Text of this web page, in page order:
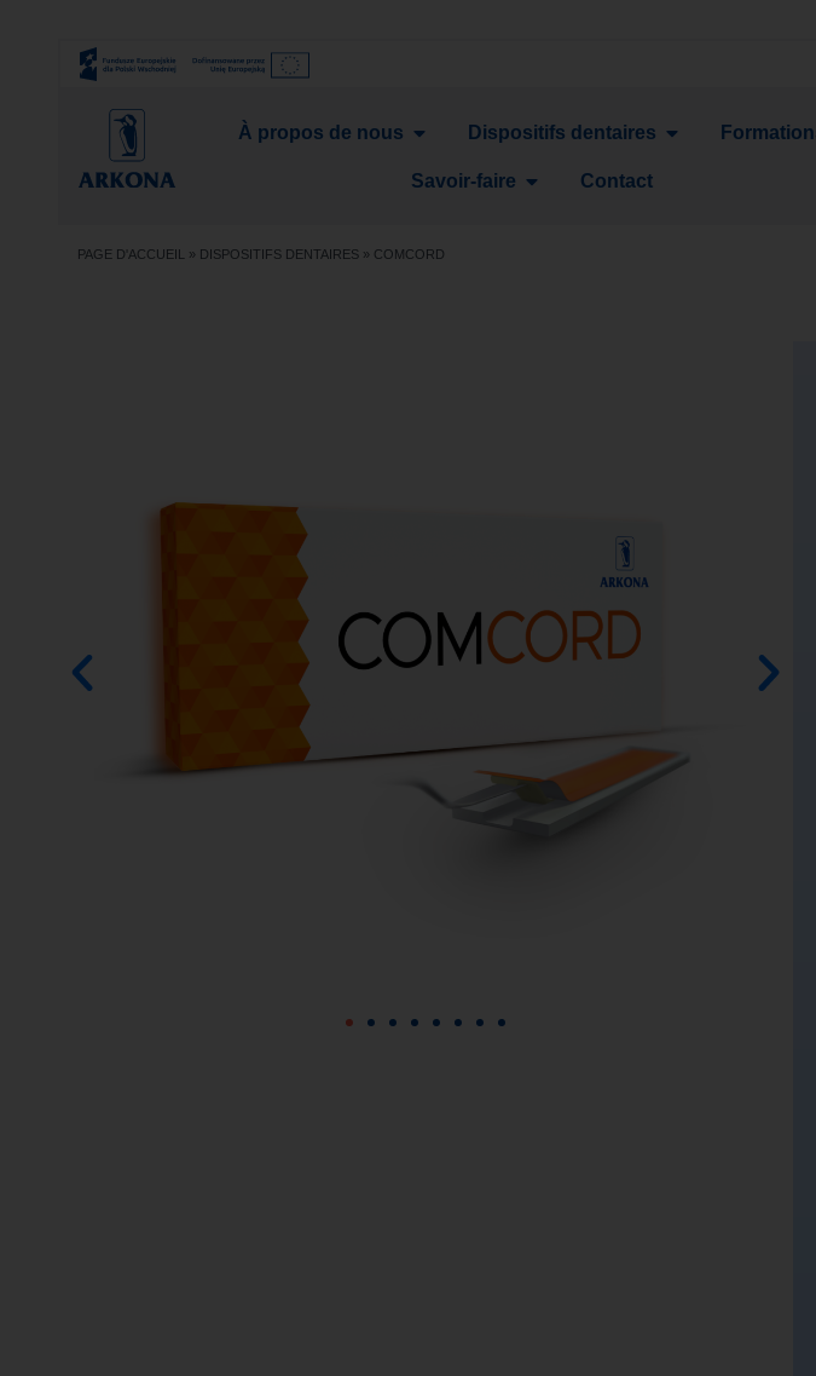
À propos de nous Dispositifs dentaires
Savoir-faire Contact
PAGE D'ACCUEIL » DISPOSITIFS DENTAIRES » COMCORD